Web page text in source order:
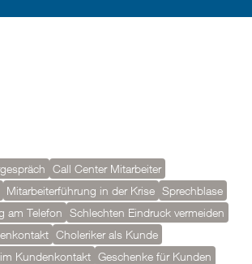
Call Center Mitarbeiter
Mitarbeiterführung in der Krise Sprechblase
am Telefon
Schlechten Eindruck vermeiden
Choleriker als Kunde
Kundenkontakt Geschenke für Kunden